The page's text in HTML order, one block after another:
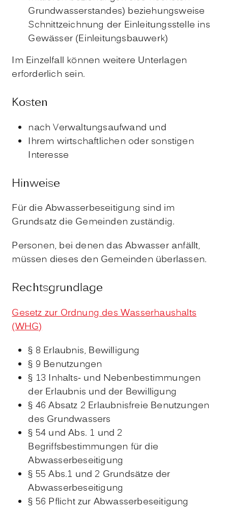
Grundwasserstandes) beziehungsweise
Schnittzeichnung der Einleitungsstelle ins
Gewässer (Einleitungsbauwerk)
Im Einzelfall können weitere Unterlagen
erforderlich sein.
Kosten
nach Verwaltungsaufwand und
Ihrem wirtschaftlichen oder sonstigen
Interesse
Hinweise
Für die Abwasserbeseitigung sind im
Grundsatz die Gemeinden zuständig.
Personen, bei denen das Abwasser anfällt,
müssen dieses den Gemeinden überlassen.
Rechtsgrundlage
Gesetz zur Ordnung des Wasserhaushalts
(WHG)
§ 8 Erlaubnis, Bewilligung
§ 9 Benutzungen
§ 13 Inhalts- und Nebenbestimmungen
der Erlaubnis und der Bewilligung
§ 46 Absatz 2 Erlaubnisfreie Benutzungen
des Grundwassers
§ 54 und Abs. 1 und 2
Begriffsbestimmungen für die
Abwasserbeseitigung
§ 55 Abs.1 und 2 Grundsätze der
Abwasserbeseitigung
§ 56 Pflicht zur Abwasserbeseitigung